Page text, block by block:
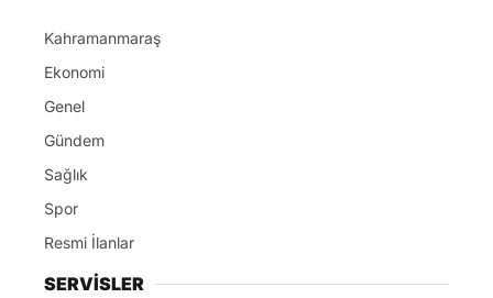
Kahramanmaraş
Ekonomi
Genel
Gündem
Sağlık
Spor
Resmi İlanlar
SERVİSLER